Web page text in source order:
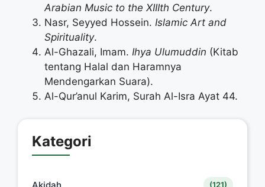
Arabian Music to the XIIIth Century.
Nasr, Seyyed Hossein. Islamic Art and
Spirituality.
Al-Ghazali, Imam. Ihya Ulumuddin (Kitab
tentang Halal dan Haramnya
Mendengarkan Suara).
Al-Qur’anul Karim, Surah Al-Isra Ayat 44.
Kategori
(121)